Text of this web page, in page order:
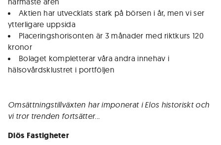
Aktien har utvecklats stark på börsen i år, men vi ser
ytterligare uppsida
Placeringshorisonten är 3 månader med riktkurs 120
kronor
Bolaget kompletterar våra andra innehav i
hälsovårdsklustret i portföljen
Omsättningstillväxten har imponerat i Elos historiskt och
vi tror trenden fortsätter...
Diös Fastigheter